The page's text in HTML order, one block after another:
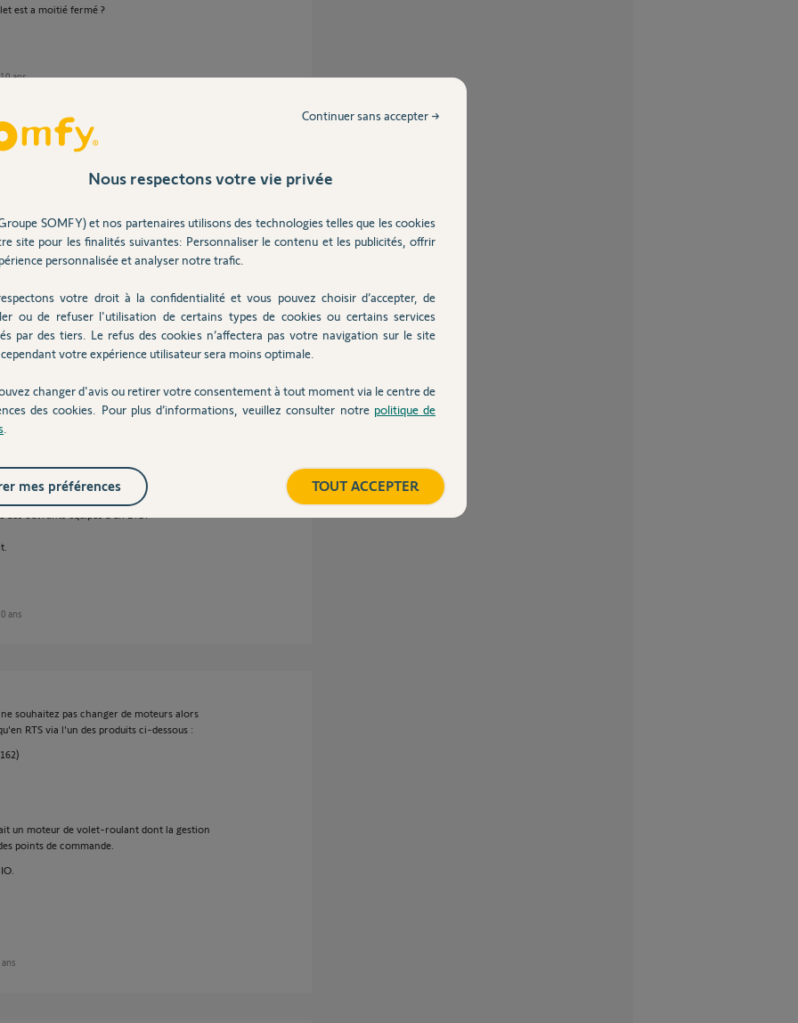
est a moitié fermé ?
ans
ans
10 ans
un module sensor sur la box (99€),
de l'alarme, à vous
ouvrants équipés d'un D.O.
ans
souhaitez pas changer de moteurs alors
RTS via l'un des produits ci-dessous :
un moteur de volet-roulant dont la gestion
points de commande.
ans
Nous respectons votre vie privée
SOMFY) et nos partenaires utilisons des technologies telles que les cookies
site pour les finalités suivantes: Personnaliser le contenu et les publicités, offrir
personnalisée et analyser notre trafic.
votre droit à la confidentialité et vous pouvez choisir d’accepter, de
ou de refuser l'utilisation de certains types de cookies ou certains services
par des tiers. Le refus des cookies n’affectera pas votre navigation sur le site
votre expérience utilisateur sera moins optimale.
changer d'avis ou retirer votre consentement à tout moment via le centre de
des cookies. Pour plus d’informations, veuillez consulter notre politique de
Continuer sans accepter →
TOUT ACCEPTER
mes préférences